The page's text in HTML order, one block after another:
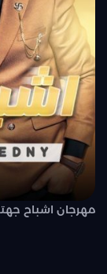
مهرجان اشباح